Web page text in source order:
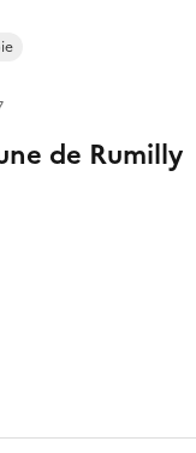
de Rumilly